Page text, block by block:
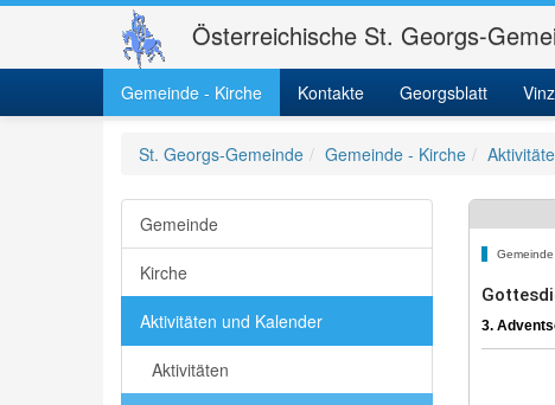
Österreichische St. Georgs-
Gemeinde - Kirche Kontakte Georgsblatt
St. Georgs-Gemeinde Gemeinde - Kirche
Gemeinde
Kirche
Aktivitäten und Kalender
Aktivitäten
Gemeinde
3.